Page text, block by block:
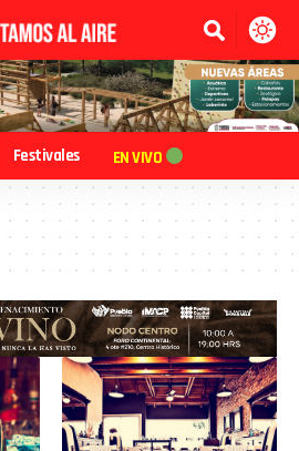
Festivales EN VIVO